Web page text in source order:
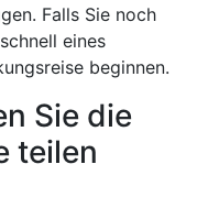
Falls Sie noch
eines
beginnen.
Sie die
teilen